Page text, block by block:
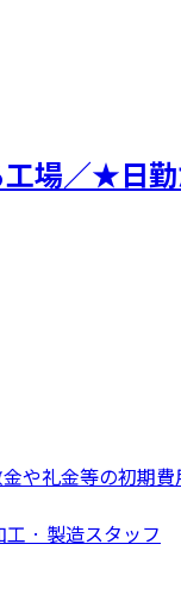
工場／★
や礼金等の初期
· 製造スタッフ